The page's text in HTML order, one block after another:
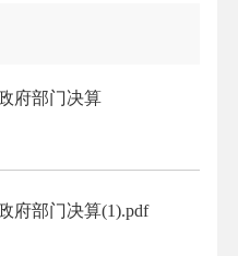
府部门决算
府部门决算(1).pdf